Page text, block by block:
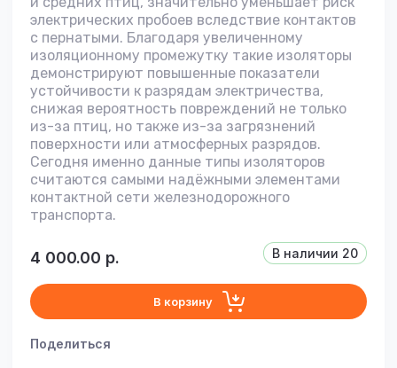
электрических пробоев вследствие контактов
с пернатыми. Благодаря увеличенному
изоляционному промежутку такие изоляторы
демонстрируют повышенные показатели
устойчивости к разрядам электричества,
снижая вероятность повреждений не только
из-за птиц, но также из-за загрязнений
поверхности или атмосферных разрядов.
Сегодня именно данные типы изоляторов
считаются самыми надёжными элементами
контактной сети железнодорожного
транспорта.
В наличии 20
4 000.00 р.
В корзину
Поделиться